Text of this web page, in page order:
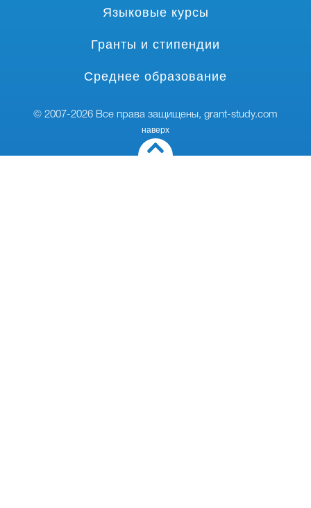
Языковые курсы
Гранты и стипендии
Среднее образование
© 2007-2026 Все права защищены, grant-study.com
наверх